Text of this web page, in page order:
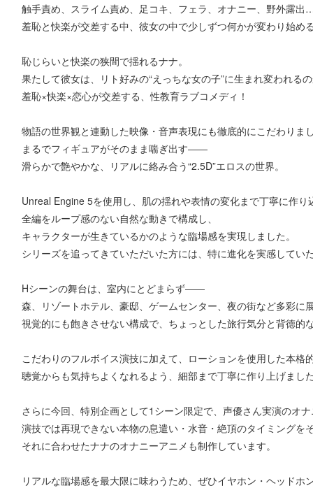
触手責め、スライム責め、足コキ、フェラ、オナニー、野外露
羞恥と快楽が交差する中、彼女の中で少しずつ何かが変わり始
恥じらいと快楽の狭間で揺れるナナ。
果たして彼女は、リト好みの“えっちな女の子”に生まれ変われ
羞恥×快楽×恋心が交差する、性教育ラブコメディ！
物語の世界観と連動した映像・音声表現にも徹底的にこだわりま
まるでフィギュアがそのまま喘ぎ出す――
滑らかで艶やかな、リアルに絡み合う“2.5D”エロスの世界。
Unreal Engine 5を使用し、肌の揺れや表情の変化まで丁寧に作り
全編をループ感のない自然な動きで構成し、
キャラクターが生きているかのような臨場感を実現しました。
シリーズを追ってきていただいた方には、特に進化を実感してい
Hシーンの舞台は、室内にとどまらず――
森、リゾートホテル、豪邸、ゲームセンター、夜の街など多彩に
視覚的にも飽きさせない構成で、ちょっとした旅行気分と背徳的
こだわりのフルボイス演技に加えて、ローションを使用した本格
聴覚からも気持ちよくなれるよう、細部まで丁寧に作り上げまし
さらに今回、特別企画として1シーン限定で、声優さん実演のオ
演技では再現できない本物の息遣い・水音・絶頂のタイミングを
それに合わせたナナのオナニーアニメも制作しています。
リアルな臨場感を最大限に味わうため、ぜひイヤホン・ヘッドホ